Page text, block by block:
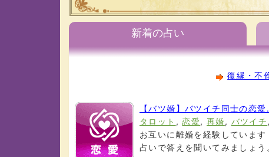
新着の占い
復縁・不
【バツ婚】バツイチ同士の恋
タロット ,恋愛,再婚, バツイチ
お互いに離婚を経験していま
占いで答えを聞いてみましょ